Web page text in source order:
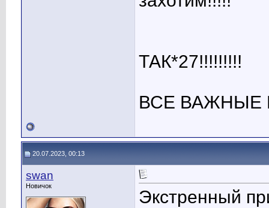
ТАК*27!!!!!!!!!
ВСЕ ВАЖНЫЕ
20.07.2023, 00:13
swan
Новичок
Экстренный